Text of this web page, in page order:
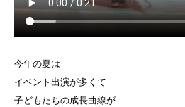
今年の夏は
イベント出演が多くて
子どもたちの成長曲線が